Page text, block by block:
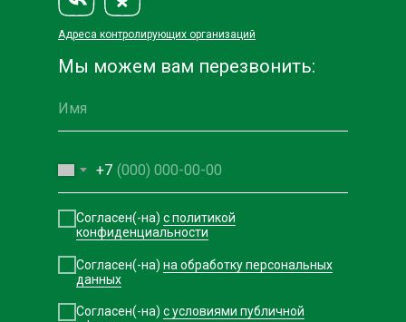
Мы можем вам перезвонить:
Адреса контролирующих организаций
+7
Согласен(-на) с политикой
конфиденциальности
Согласен(-на) на обработку персональных
данных
Согласен(-на) с условиями публичной